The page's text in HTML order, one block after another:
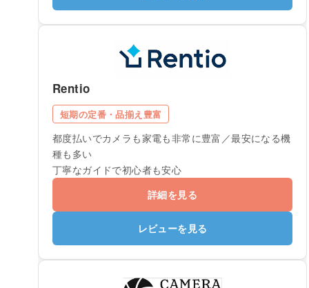
Rentio
短期の定番・品揃え豊富
都度払いでカメラも家電も非常に豊富／最安になる機
種も多い
丁寧なガイドで初心者も安心
詳細を見る
レビューを見る